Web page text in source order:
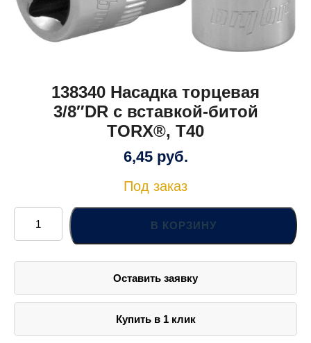
138340 Насадка торцевая
3/8″DR с вставкой-битой
TORX®, T40
6,45 руб.
Под заказ
Количество
товара
138340
Насадка
3/8"DR
TORX®,
В КОРЗИНУ
Оставить заявку
Купить в 1 клик